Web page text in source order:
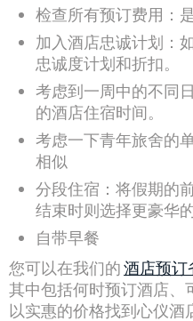
检查所有预订费用：
加入酒店忠诚计划：
忠诚度计划和折扣。
考虑到一周中的不同
的酒店住宿时间。
考虑一下青年旅舍的
相似
分段住宿：将假期的
结束时则选择更豪华的
自带早餐
您可以在我们的酒店预订
其中包括何时预订酒店、
以实惠的价格找到心仪酒